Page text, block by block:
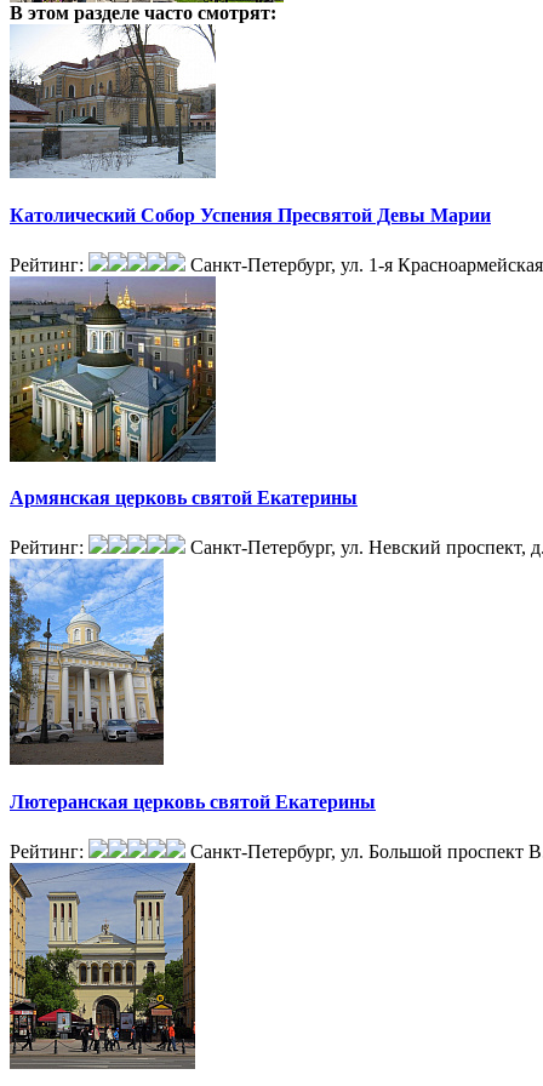
В этом разделе часто смотрят:
Католический Собор Успения Пресвятой Девы Марии
Рейтинг: Санкт-Петербург, ул. 1-я
Армянская церковь святой Екатерины
Рейтинг: Санкт-Петербург, ул. Невский проспект,
Лютеранская церковь святой Екатерины
Рейтинг: Санкт-Петербург, ул. Большой проспект